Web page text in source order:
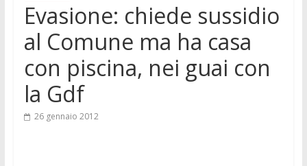
Evasione: chiede sussidio
al Comune ma ha casa
con piscina, nei guai con
la Gdf
26 gennaio 2012